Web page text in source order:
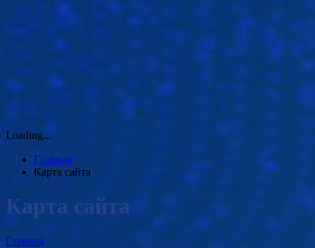
Loading...
Главная
Карта сайта
Карта сайта
Главная